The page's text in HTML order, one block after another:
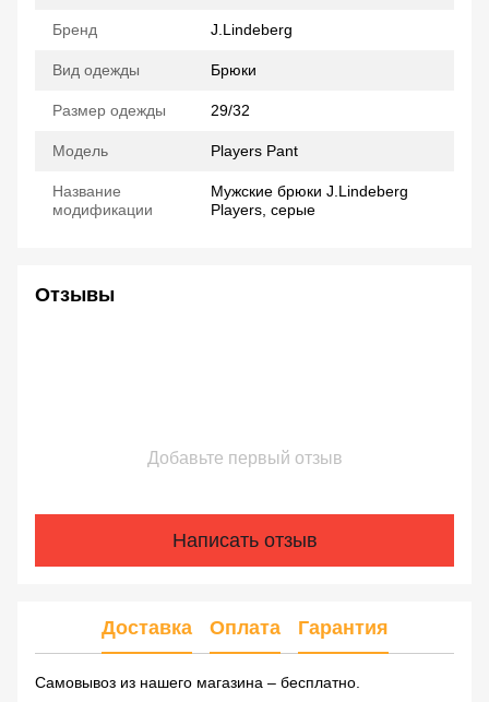
Бренд J.Lindeberg
Вид одежды Брюки
Размер одежды 29/32
Модель Players Pant
Название
модификации
Мужские брюки J.Lindeberg
Players, серые
Отзывы
Добавьте первый отзыв
Написать отзыв
Доставка Оплата Гарантия
Самовывоз из нашего магазина – бесплатно.